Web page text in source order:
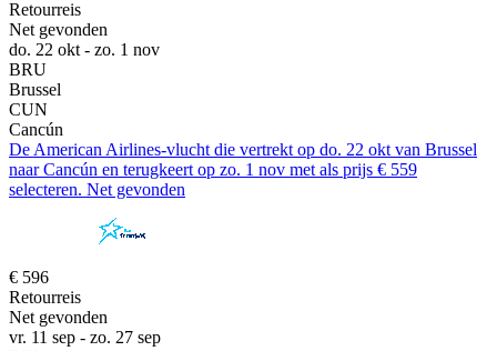
Retourreis
Net gevonden
do. 22 okt - zo. 1 nov
BRU
Brussel
CUN
Cancún
De American Airlines-vlucht die vertrekt op do. 22 okt van Brussel
naar Cancún en terugkeert op zo. 1 nov met als prijs € 559
selecteren. Net gevonden
€ 596
Retourreis
Net gevonden
vr. 11 sep - zo. 27 sep